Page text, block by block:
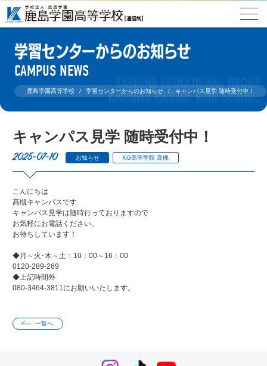
学習センターからのお知らせ
CAMPUS NEWS
鹿島学園高等学校 学習センターからのお知らせ キャンパス見学 随時受付中！
キャンパス見学 随時受付中！
2025-07-10 お知らせ KG高等学院 高槻
こんにちは
高槻キャンパスです
キャンパス見学は随時行っておりますので
お気軽にお電話ください。
お待ちしています！
◆月～火･木～土：10：00～16：00
0120-289-269
◆上記時間外
080-3464-3811にお願いいたします。
一覧へ